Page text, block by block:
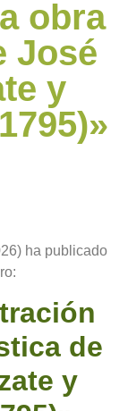
obra
José
y
ha publicado
de
y